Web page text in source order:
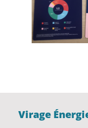
Virage